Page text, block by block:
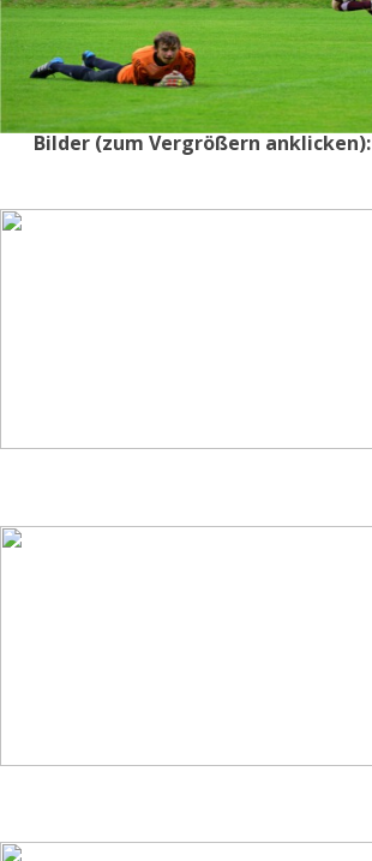
Zuschauer:23
>>> Spiel auf fussball.de
Bilder (zum Vergrößern anklicken):